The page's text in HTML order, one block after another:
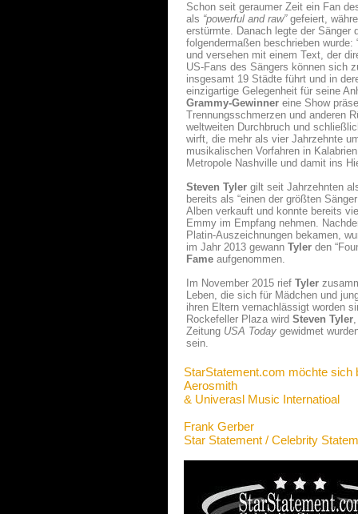
Schon seit geraumer Zeit ein Fan
als “powerful and raw”gefeiert,
erstürmte. Danach legte der Sänger
folgendermaßen beschrieben
und versehen mit einem Text, der
US-Fans des Sängers können sich
insgesamt 19 Städte führt und in
einzigartige Gelegenheit für seine
Grammy-Gewinner eine Show
Trennungsschmerzen und anderen
weltweiten Durchbruch und
wirft, die mehr als vier Jahrzehnte
musikalischen Vorfahren in
Metropole Nashville und damit ins
Steven Tyler gilt seit Jahrzehnten
bereits als “einen der größten
Alben verkauft und konnte bereits
Emmy im Empfang nehmen.
Platin-Auszeichnungen bekamen,
im Jahr 2013 gewann Tyler den
Fame aufgenommen.
Im November 2015 rief Tyler
Leben, die sich für Mädchen und
ihren Eltern vernachlässigt worden
Rockefeller Plaza wird Steven Tyler
Zeitung USA Today gewidmet
sein.
StarStatement.com möchte sich
Aerosmith
& Univerasl Music Internatioal
Frank Gerber
Star Statement / Celebrity